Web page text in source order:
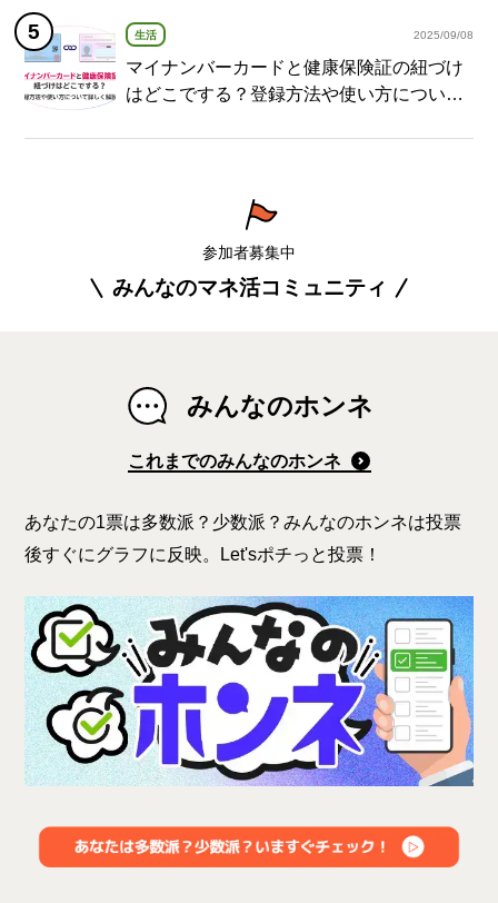
生活 2025/09/08
マイナンバーカードと健康保険証の紐づけ
はどこでする？登録方法や使い方について
参加者募集中
みんなのマネ活コミュニティ
みんなのホンネ
これまでのみんなのホンネ
あなたの1票は多数派？少数派？みんなのホンネは投票
後すぐにグラフに反映。Let'sポチっと投票！